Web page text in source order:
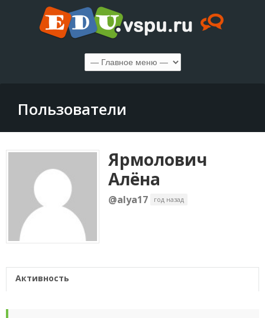
Пользователи
Ярмолович
Алёна
@alya17 год назад
Активность